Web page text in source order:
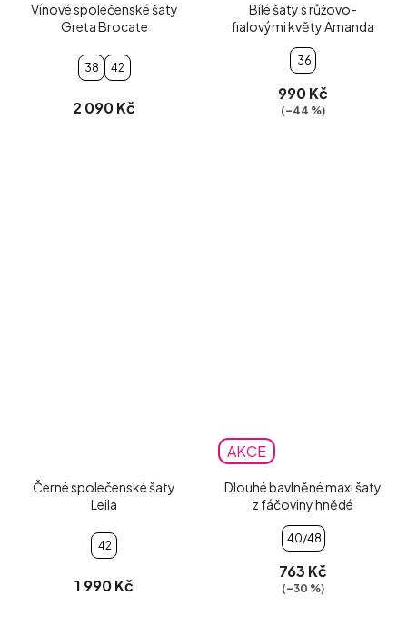
Vínové společenské šaty
Greta Brocate
38 42
2 090 Kč
Bílé šaty s růžovo-
fialovými květy Amanda
36
990 Kč
(–44 %)
Černé společenské šaty
Leila
42
1 990 Kč
AKCE
Dlouhé bavlněné maxi šaty
z fáčoviny hnědé
40/48
763 Kč
(–30 %)